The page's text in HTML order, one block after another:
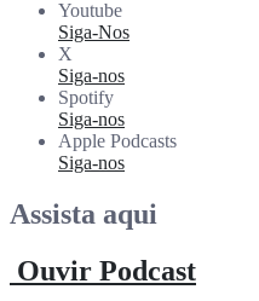
Youtube
Siga-Nos
X
Siga-nos
Spotify
Siga-nos
Apple Podcasts
Siga-nos
Assista aqui
Ouvir Podcast